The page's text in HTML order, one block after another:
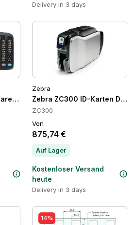
Delivery in 3 days
Mobile Computer, 3 GB, 32 GB,
Zebra
Zebra ZC300 ID-Karten
ZC300
Von
875,74 €
Auf Lager
Kostenloser Versand
heute
Delivery in 3 days
14%